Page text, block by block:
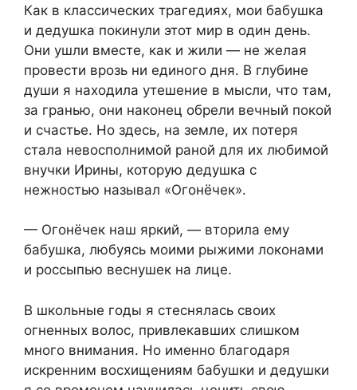
Как в классических трагедиях, мои бабушка
и дедушка покинули этот мир в один день.
Они ушли вместе, как и жили — не желая
провести врозь ни единого дня. В глубине
души я находила утешение в мысли, что там,
за гранью, они наконец обрели вечный покой
и счастье. Но здесь, на земле, их потеря
стала невосполнимой раной для их любимой
внучки Ирины, которую дедушка с
нежностью называл «Огонёчек».
— Огонёчек наш яркий, — вторила ему
бабушка, любуясь моими рыжими локонами
и россыпью веснушек на лице.
В школьные годы я стеснялась своих
огненных волос, привлекавших слишком
много внимания. Но именно благодаря
искренним восхищениям бабушки и дедушки